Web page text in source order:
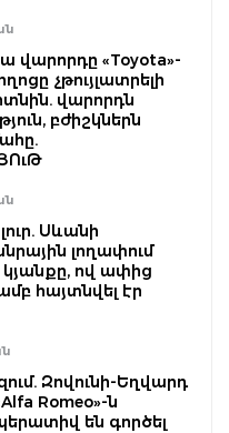
վարորդը «Toyota»-
չթույլատրելի
վարորդն
բժիշկներն
Սևանի
լողափում
ով ափից
հայտնվել էր
Զովունի-Եղվարդ
Romeo»-ն
են գործել